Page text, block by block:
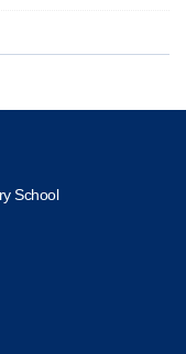
School